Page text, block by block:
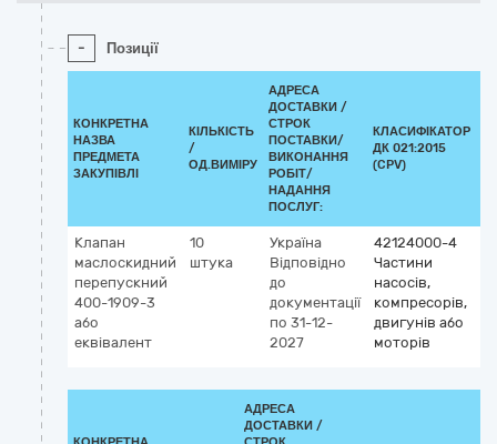
- Позиції
КОНКРЕТНА
НАЗВА
ПРЕДМЕТА
ЗАКУПІВЛІ
КІЛЬКІСТЬ
/
ОД.ВИМІРУ
АДРЕСА
ДОСТАВКИ /
СТРОК
ПОСТАВКИ/
ВИКОНАННЯ
РОБІТ/
НАДАННЯ
ПОСЛУГ:
КЛАСИФІКАТОР
ДК 021:2015
(CPV)
Клапан
маслоскидний
перепускний
400-1909-3
або
еквівалент
10
штука
Україна
Відповідно
до
документації
по 31-12-
2027
42124000-4
Частини
насосів,
компресорів,
двигунів або
моторів
АДРЕСА
ДОСТАВКИ /